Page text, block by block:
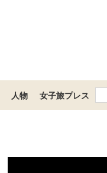
人物 女子旅プレス